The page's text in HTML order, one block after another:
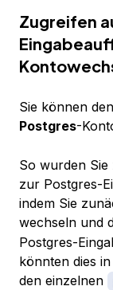
Zugreifen
Sie können
Postgres-
So wurden Sie
zur Postgres-
indem Sie
wechseln und
Postgres-
könnten dies
den einzelnen